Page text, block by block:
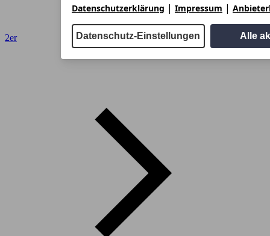
Datenschutzerklärung | Impressum |
Datenschutz-Einstellungen Alle
2er